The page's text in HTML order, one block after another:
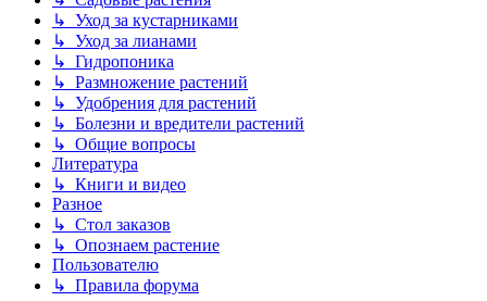
↳ Уход за кустарниками
↳ Уход за лианами
↳ Гидропоника
↳ Размножение растений
↳ Удобрения для растений
↳ Болезни и вредители растений
↳ Общие вопросы
Литература
↳ Книги и видео
Разное
↳ Стол заказов
↳ Опознаем растение
Пользователю
↳ Правила форума